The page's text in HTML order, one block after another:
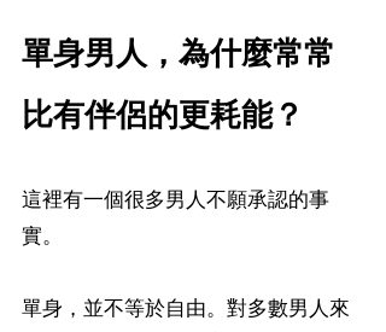
單身男人，為什麼常常
比有伴侶的更耗能？
這裡有一個很多男人不願承認的事
實。
單身，並不等於自由。對多數男人來